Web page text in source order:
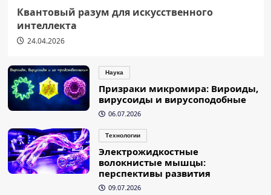
Квантовый разум для искусственного
интеллекта
24.04.2026
Наука
Призраки микромира: Вироиды,
вирусоиды и вирусоподобные
06.07.2026
Технологии
Электрожидкостные
волокнистые мышцы:
перспективы развития
09.07.2026